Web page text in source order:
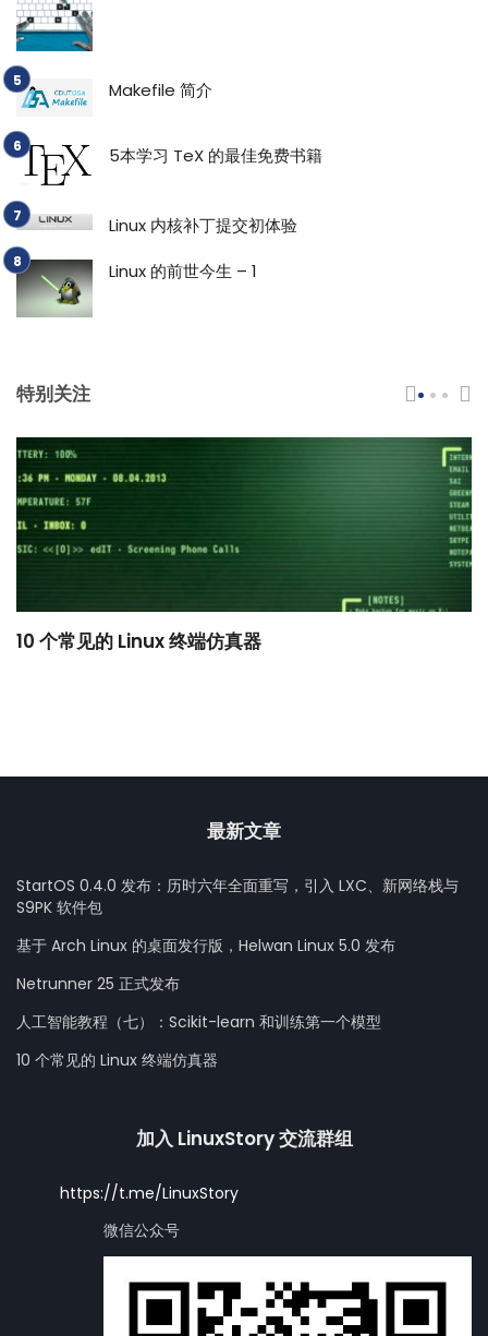
Makefile 简介
5本学习 TeX 的最佳免费书籍
Linux 内核补丁提交初体验
Linux 的前世今生 – 1
特别关注
10 个常见的 Linux 终端仿真器
最新文章
StartOS 0.4.0 发布：历时六年全面重写，引入 LXC、新网络栈与
S9PK 软件包
基于 Arch Linux 的桌面发行版，Helwan Linux 5.0 发布
Netrunner 25 正式发布
人工智能教程（七）：Scikit-learn 和训练第一个模型
10 个常见的 Linux 终端仿真器
加入 LinuxStory 交流群组
https://t.me/LinuxStory
微信公众号